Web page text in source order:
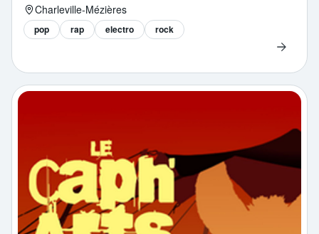
Charleville-Mézières
pop rap electro rock